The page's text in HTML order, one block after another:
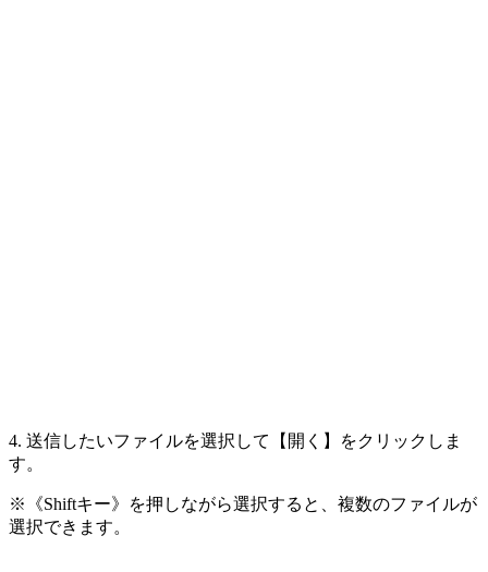
4. 送信したいファイルを選択して【開く】をクリックしま
す。
※《Shiftキー》を押しながら選択すると、複数のファイルが
選択できます。